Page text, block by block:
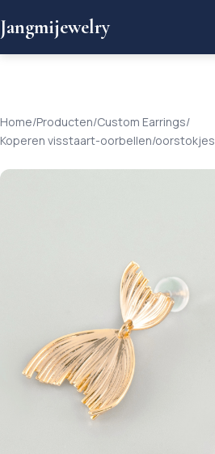
Jangmijewelry
Home/Producten/Custom Earrings/
Koperen visstaart-oorbellen/oorstokjes